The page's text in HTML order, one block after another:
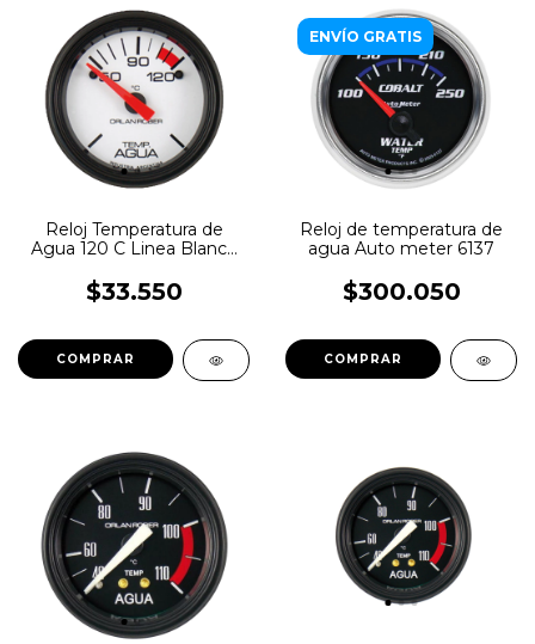
Reloj Temperatura de
Agua 120 C Linea Blanca
$33.550
ENVÍO GRATIS
Reloj de temperatura de
agua Auto meter 6137
$300.050